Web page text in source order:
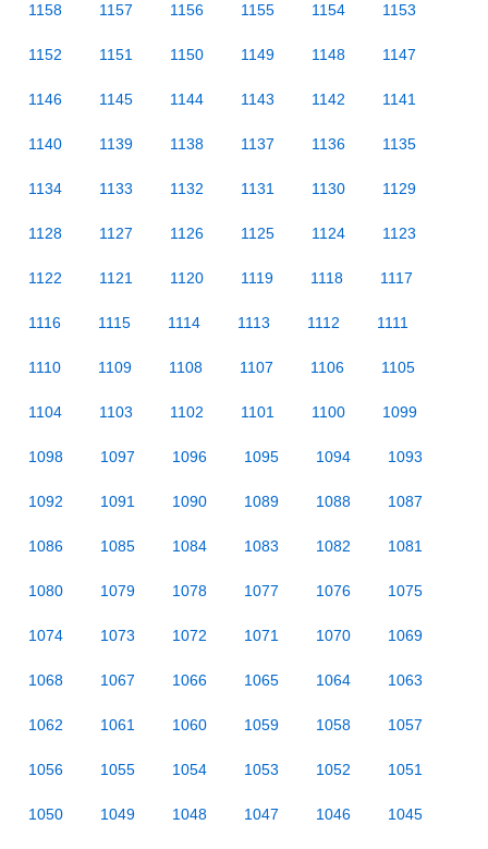
1158 1157 1156 1155 1154 1153
1152 1151 1150 1149 1148 1147
1146 1145 1144 1143 1142 1141
1140 1139 1138 1137 1136 1135
1134 1133 1132 1131 1130 1129
1128 1127 1126 1125 1124 1123
1122 1121 1120 1119 1118 1117
1116 1115 1114 1113 1112 1111
1110 1109 1108 1107 1106 1105
1104 1103 1102 1101 1100 1099
1098 1097 1096 1095 1094 1093
1092 1091 1090 1089 1088 1087
1086 1085 1084 1083 1082 1081
1080 1079 1078 1077 1076 1075
1074 1073 1072 1071 1070 1069
1068 1067 1066 1065 1064 1063
1062 1061 1060 1059 1058 1057
1056 1055 1054 1053 1052 1051
1050 1049 1048 1047 1046 1045